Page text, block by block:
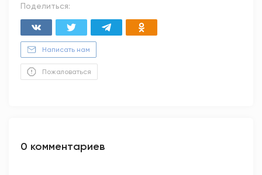
Поделиться:
Написать нам
Пожаловаться
0 комментариев